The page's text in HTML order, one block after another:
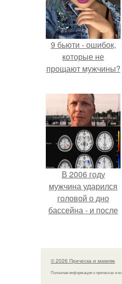
9 бьюти - ошибок,
которые не
прощают мужчины?
В 2006 году
мужчина ударился
головой о дно
бассейна - и после
странным образом.
© 2026 Прическа и макияж
Полезная информация о прическах и